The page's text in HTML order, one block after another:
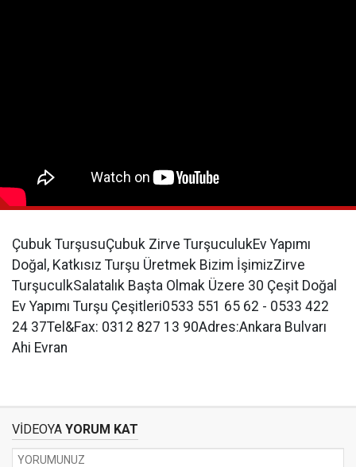
Çubuk TurşusuÇubuk Zirve TurşuculukEv Yapımı
Doğal, Katkısız Turşu Üretmek Bizim İşimizZirve
TurşuculkSalatalık Başta Olmak Üzere 30 Çeşit Doğal
Ev Yapımı Turşu Çeşitleri0533 551 65 62 - 0533 422
24 37Tel&Fax: 0312 827 13 90Adres:Ankara Bulvarı
Ahi Evran
VİDEOYA YORUM KAT